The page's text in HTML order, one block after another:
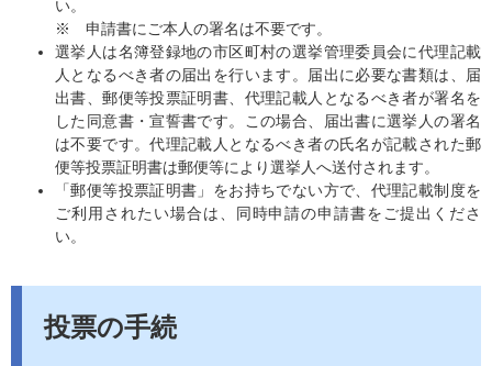
い。
※ 申請書にご本人の署名は不要です。
選挙人は名簿登録地の市区町村の選挙管理委員会に代理記載
人となるべき者の届出を行います。届出に必要な書類は、届
出書、郵便等投票証明書、代理記載人となるべき者が署名を
した同意書・宣誓書です。この場合、届出書に選挙人の署名
は不要です。代理記載人となるべき者の氏名が記載された郵
便等投票証明書は郵便等により選挙人へ送付されます。
「郵便等投票証明書」をお持ちでない方で、代理記載制度を
ご利用されたい場合は、同時申請の申請書をご提出くださ
い。
投票の手続